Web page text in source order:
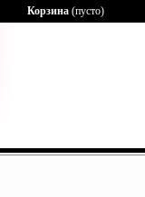
Корзина (пусто)